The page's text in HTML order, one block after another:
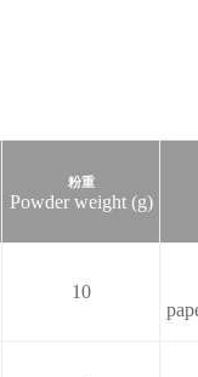
粉重
Powder weight (g)
10